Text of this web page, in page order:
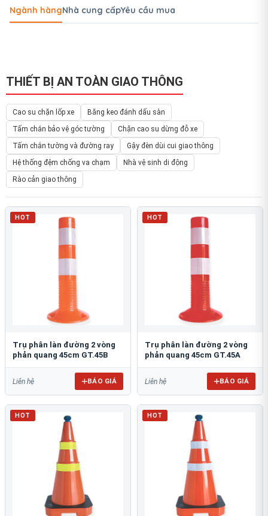
Ngành hàngNhà cung cấpYêu cầu mua
THIẾT BỊ AN TOÀN GIAO THÔNG
Cao su chặn lốp xe
Băng keo đánh dấu sàn
Tấm chắn bảo vệ góc tường
Chặn cao su dừng đỗ xe
Tấm chắn tường và đường ray
Gậy đèn dùi cui giao thông
Hệ thống đệm chống va chạm
Nhà vệ sinh di động
Rào cản giao thông
HOT
Trụ phân làn đường 2 vòng
phản quang 45cm GT.45B
Liên hệ BÁO GIÁ
HOT
Trụ phân làn đường 2 vòng
phản quang 45cm GT.45A
Liên hệ BÁO GIÁ
HOT HOT